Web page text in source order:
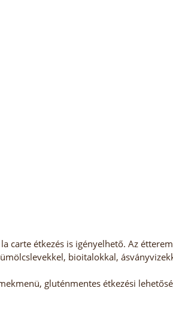
carte étkezés is igényelhető. Az
bioitalokkal,
gluténmentes étkezési